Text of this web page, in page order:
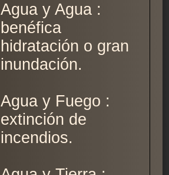
Agua y Agua :
benéfica
hidratación o gran
inundación.
Agua y Fuego :
extinción de
incendios.